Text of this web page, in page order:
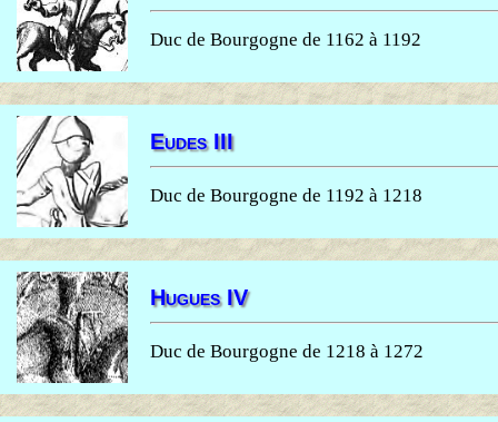
Duc de Bourgogne de 1162 à 1192
Eudes III
Duc de Bourgogne de 1192 à 1218
Hugues IV
Duc de Bourgogne de 1218 à 1272